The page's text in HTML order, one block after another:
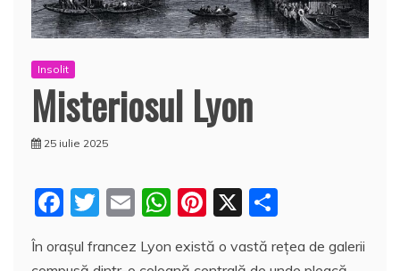
Insolit
Misteriosul Lyon
25 iulie 2025
F
c
T
itt
E
ai
W
at
Pi
nt
er
X
rt
În oraşul francez Lyon există o vastă rețea de galerii